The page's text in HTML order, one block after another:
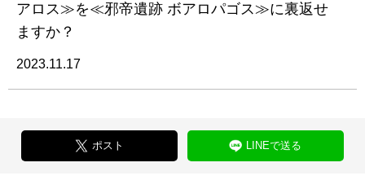
アロス≫を≪邪帝遺跡 ボアロパゴス≫に裏返せ
ますか？
2023.11.17
ポスト LINEで送る